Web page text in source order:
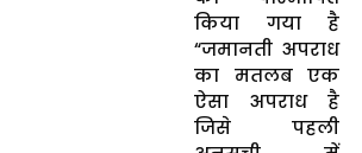
किया गया है
“जमानती अपराध
का मतलब एक
ऐसा अपराध है
जिसे पहली